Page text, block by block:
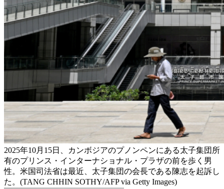
2025年10月15日、カンボジアのプノンペンにある太子集団所
有のプリンス・インターナショナル・プラザの前を歩く男
性。米国司法省は最近、太子集団の会長である陳志を起訴し
た。(TANG CHHIN SOTHY/AFP via Getty Images)